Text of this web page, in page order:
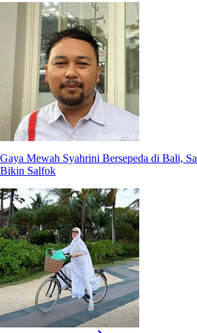
Gaya Mewah Syahrini Bersepeda di Bali,
Bikin Salfok